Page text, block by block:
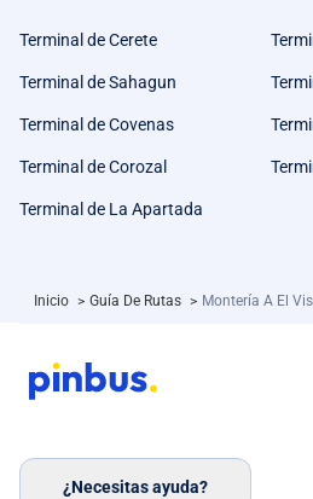
Terminal de Cerete
Terminal de Sahagun
Terminal de Covenas
Terminal de Corozal
Terminal de La Apartada
Inicio > Guía De Rutas > Montería A El
¿Necesitas ayuda?